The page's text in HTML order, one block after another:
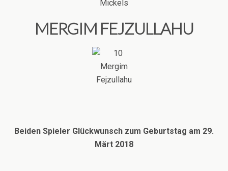
MERGIM FEJZULLAHU
Beiden Spieler Glückwunsch zum Geburtstag am 29.
Märt 2018